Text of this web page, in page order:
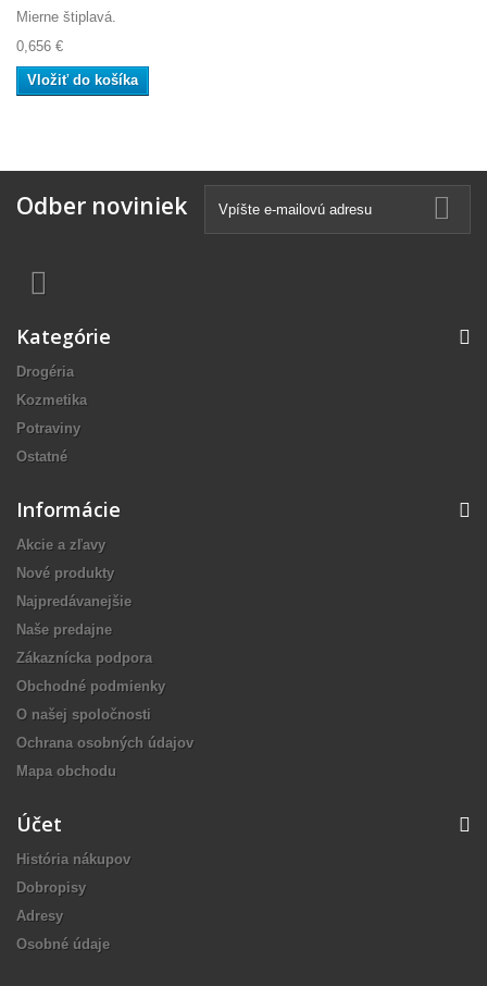
Mierne štiplavá.
0,656 €
Vložiť do košíka
Odber noviniek
Kategórie
Drogéria
Kozmetika
Potraviny
Ostatné
Informácie
Akcie a zľavy
Nové produkty
Najpredávanejšie
Naše predajne
Zákaznícka podpora
Obchodné podmienky
O našej spoločnosti
Ochrana osobných údajov
Mapa obchodu
Účet
História nákupov
Dobropisy
Adresy
Osobné údaje